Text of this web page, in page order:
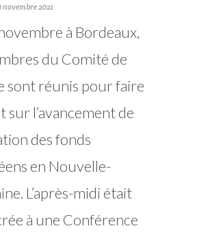
novembre 2021
à Bordeaux,
du Comité de
sont réunis pour faire
sur l’avancement de
des fonds
en Nouvelle-
L’après-midi était
à une Conférence